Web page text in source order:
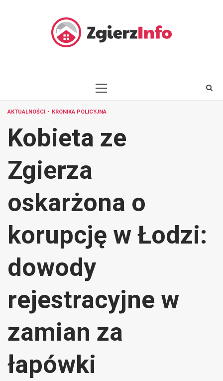
PRIMARY
AKTUALNOŚCI KRONIKA POLICYJNA
Kobieta ze
Zgierza
oskarżona o
korupcję w Łodzi:
dowody
rejestracyjne w
zamian za
łapówki